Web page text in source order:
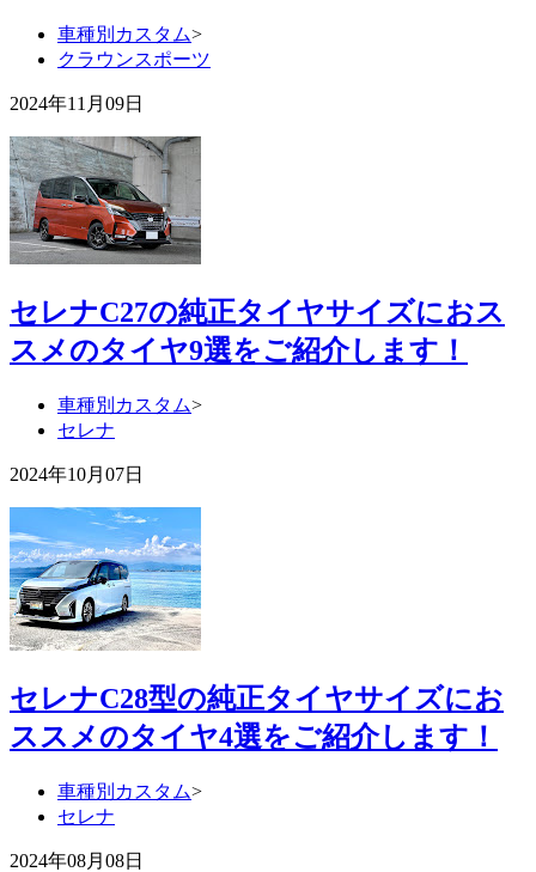
車種別カスタム>
クラウンスポーツ
2024年11月09日
セレナC27の純正タイヤサイズにおス
スメのタイヤ9選をご紹介します！
車種別カスタム>
セレナ
2024年10月07日
セレナC28型の純正タイヤサイズにお
ススメのタイヤ4選をご紹介します！
車種別カスタム>
セレナ
2024年08月08日